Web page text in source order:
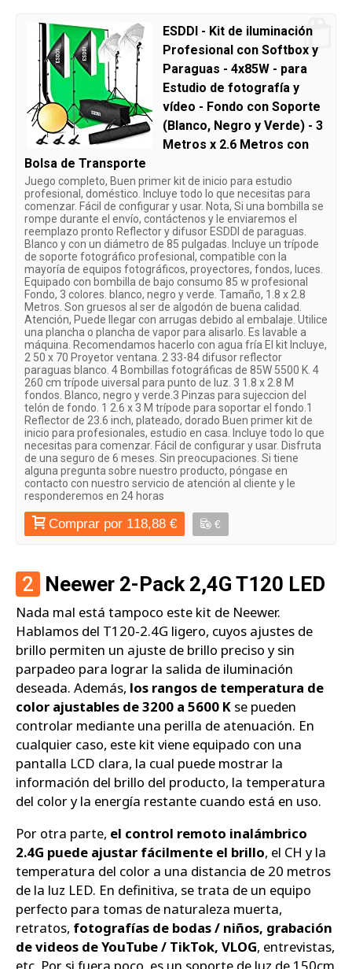
ESDDI - Kit de iluminación
Profesional con Softbox y
Paraguas - 4x85W - para
Estudio de fotografía y
vídeo - Fondo con Soporte
(Blanco, Negro y Verde) - 3
Metros x 2.6 Metros con
Bolsa de Transporte
Juego completo, Buen primer kit de inicio para estudio
profesional, doméstico. Incluye todo lo que necesitas para
comenzar. Fácil de configurar y usar. Nota, Si una bombilla se
rompe durante el envío, contáctenos y le enviaremos el
reemplazo pronto Reflector y difusor ESDDI de paraguas.
Blanco y con un diámetro de 85 pulgadas. Incluye un trípode
de soporte fotográfico profesional, compatible con la
mayoría de equipos fotográficos, proyectores, fondos, luces.
Equipado con bombilla de bajo consumo 85 w profesional
Fondo, 3 colores. blanco, negro y verde. Tamaño, 1.8 x 2.8
Metros. Son gruesos al ser de algodón de buena calidad.
Atención, Puede llegar con arrugas debido al embalaje. Utilice
una plancha o plancha de vapor para alisarlo. Es lavable a
máquina. Recomendamos hacerlo con agua fría El kit Incluye,
2 50 x 70 Proyetor ventana. 2 33-84 difusor reflector
paraguas blanco. 4 Bombillas fotográficas de 85W 5500 K. 4
260 cm trípode uiversal para punto de luz. 3 1.8 x 2.8 M
fondos. Blanco, negro y verde.3 Pinzas para sujeccion del
telón de fondo. 1 2.6 x 3 M trípode para soportar el fondo.1
Reflector de 23.6 inch, plateado, dorado Buen primer kit de
inicio para profesionales, estudio en casa. Incluye todo lo que
necesitas para comenzar. Fácil de configurar y usar. Disfruta
de una seguro de 6 meses. Sin preocupaciones. Si tiene
alguna pregunta sobre nuestro producto, póngase en
contacto con nuestro servicio de atención al cliente y le
responderemos en 24 horas
Comprar por 118,88 € €
2 Neewer 2-Pack 2,4G T120 LED
Nada mal está tampoco este kit de Neewer.
Hablamos del T120-2.4G ligero, cuyos ajustes de
brillo permiten un ajuste de brillo preciso y sin
parpadeo para lograr la salida de iluminación
deseada. Además, los rangos de temperatura de
color ajustables de 3200 a 5600 K se pueden
controlar mediante una perilla de atenuación. En
cualquier caso, este kit viene equipado con una
pantalla LCD clara, la cual puede mostrar la
información del brillo del producto, la temperatura
del color y la energía restante cuando está en uso.
Por otra parte, el control remoto inalámbrico
2.4G puede ajustar fácilmente el brillo, el CH y la
temperatura del color a una distancia de 20 metros
de la luz LED. En definitiva, se trata de un equipo
perfecto para tomas de naturaleza muerta,
retratos, fotografías de bodas / niños, grabación
de videos de YouTube / TikTok, VLOG, entrevistas,
etc. Por si fuera poco, es un soporte de luz de 150cm